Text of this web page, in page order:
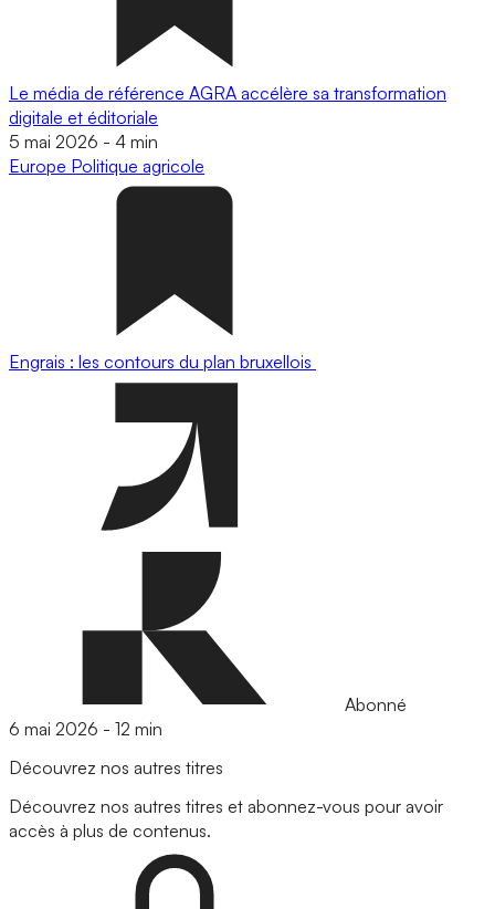
Le média de référence AGRA accélère sa transformation
digitale et éditoriale
5 mai 2026 - 4 min
Europe Politique agricole
Engrais : les contours du plan bruxellois
Abonné
6 mai 2026 - 12 min
Découvrez nos autres titres
Découvrez nos autres titres et abonnez-vous pour avoir
accès à plus de contenus.